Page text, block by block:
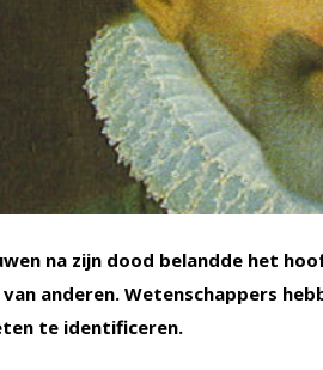
na zijn dood belandde het
van anderen. Wetenschappers
te identificeren.